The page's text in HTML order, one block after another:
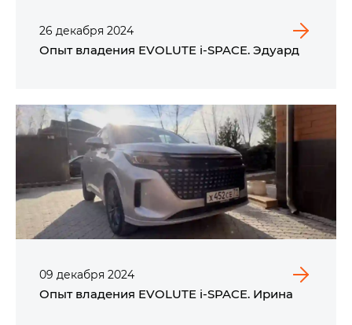
26 декабря 2024
Опыт владения EVOLUTE i‑SPACE. Эдуард
09 декабря 2024
Опыт владения EVOLUTE i‑SPACE. Ирина